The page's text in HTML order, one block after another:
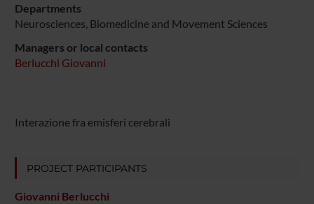
Departments
Neurosciences, Biomedicine and Movement Sciences
Managers or local contacts
Berlucchi Giovanni
Interazione fra emisferi cerebrali
PROJECT PARTICIPANTS
Giovanni Berlucchi